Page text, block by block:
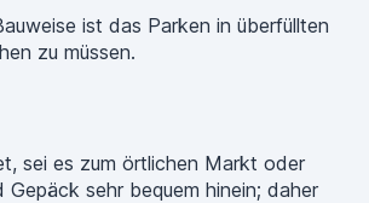
ist das Parken in überfüllten
zu müssen.
sei es zum örtlichen Markt oder
sehr bequem hinein; daher